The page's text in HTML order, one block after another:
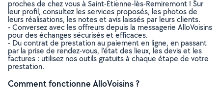
proches de chez vous à Saint-Étienne-lès-Remiremont ! Sur
leur profil, consultez les services proposés, les photos de
leurs réalisations, les notes et avis laissés par leurs clients.
- Conversez avec les offreurs depuis la messagerie AlloVoisins
pour des échanges sécurisés et efficaces.
- Du contrat de prestation au paiement en ligne, en passant
par la prise de rendez-vous, l’état des lieux, les devis et les
factures : utilisez nos outils gratuits à chaque étape de votre
prestation.
Comment fonctionne AlloVoisins ?